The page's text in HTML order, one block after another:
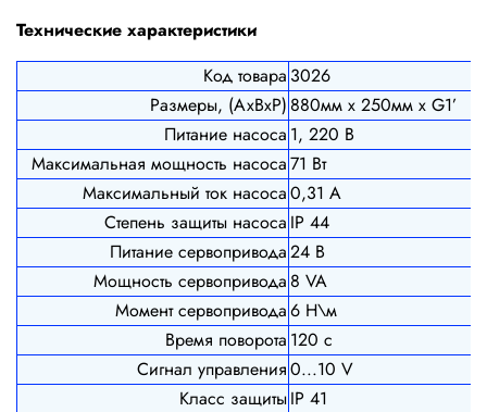
Технические характеристики
Код товара 3026
Размеры, (АхВхР) 880мм х 250мм х G1’
Питание насоса 1, 220 В
Максимальная мощность насоса71 Вт
Максимальный ток насоса0,31 А
Степень защиты насоса IP 44
Питание сервопривода24 В
Мощность сервопривода 8 VA
Момент сервопривода6 Н\м
Время поворота 120 с
Сигнал управления0...10 V
Класс защитыIP 41